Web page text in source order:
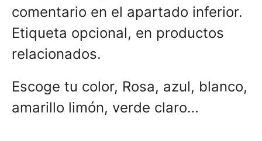
comentario en el apartado inferior.
Etiqueta opcional, en productos
relacionados.
Escoge tu color, Rosa, azul, blanco,
amarillo limón, verde claro…